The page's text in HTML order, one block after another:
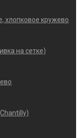
хлопковое кружево
на сетке)